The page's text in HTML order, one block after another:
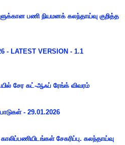
பணி நியமனக் கலந்தாய்வு குறித்த
- LATEST VERSION - 1.1
சேர கட்-ஆஃப் ரேங்க் விவரம்
- 29.01.2026
சேகரிப்பு. கலந்தாய்வு